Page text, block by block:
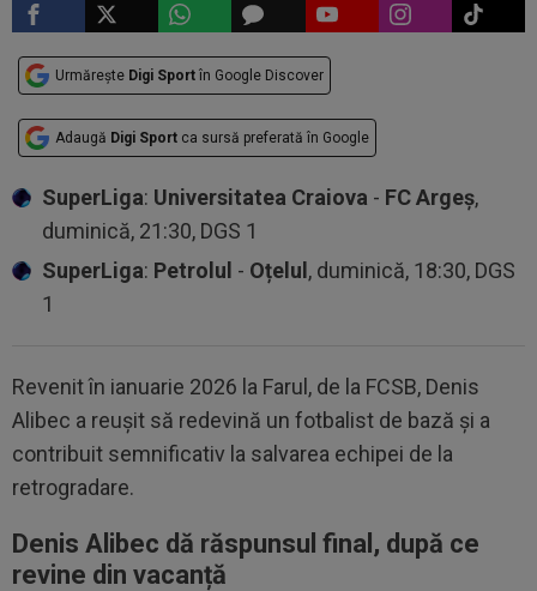
Urmărește Digi Sport în Google Discover
Adaugă Digi Sport ca sursă preferată în Google
SuperLiga: Universitatea Craiova - FC Argeș,
duminică, 21:30, DGS 1
SuperLiga: Petrolul - Oțelul, duminică, 18:30, DGS
1
Revenit în ianuarie 2026 la Farul, de la FCSB, Denis
Alibec a reușit să redevină un fotbalist de bază și a
contribuit semnificativ la salvarea echipei de la
retrogradare.
Denis Alibec dă răspunsul final, după ce
revine din vacanță